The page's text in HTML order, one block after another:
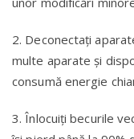
2. Deconectaţi
multe aparate şi
consumă energie
3. Înlocuiţi becurile